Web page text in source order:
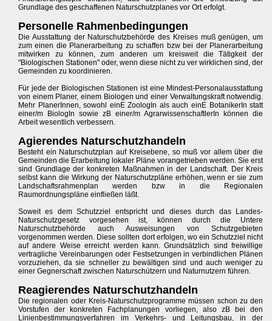
Grundlage des geschaffenen Naturschutzplanes vor Ort erfolgt.
Personelle Rahmenbedingungen
Die Ausstattung der Naturschutzbehörde des Kreises muß genügen, um
zum einen die Planerarbeitung zu schaffen bzw bei der Planerarbeitung
mitwirken zu können, zum anderen um kreisweit die Tätigkeit der
"Biologischen Stationen" oder, wenn diese nicht zu ver wirklichen sind, der
Gemeinden zu koordinieren.
Für jede der Biologischen Stationen ist eine Mindest-Personalausstattung
von einem Planer, einem Biologen und einer Verwaltungskraft notwendig.
Mehr PlanerInnen, sowohl einE ZoologIn als auch einE BotanikerIn statt
einer/m BiologIn sowie zB einer/m AgrarwissenschaftlerIn können die
Arbeit wesentlich verbessern.
Agierendes Naturschutzhandeln
Besteht ein Naturschutzplan auf Kreisebene, so muß vor allem über die
Gemeinden die Erarbeitung lokaler Pläne vorangetrieben werden. Sie erst
sind Grundlage der konkreten Maßnahmen in der Landschaft. Der Kreis
selbst kann die Wirkung der Naturschutzpläne erhöhen, wenn er sie zum
Landschaftsrahmenplan werden bzw in die Regionalen
Raumordnungspläne einfließen läßt.
Soweit es dem Schutzziel entspricht und dieses durch das Landes-
Naturschutzgesetz vorgesehen ist, können durch die Untere
Naturschutzbehörde auch Ausweisungen von Schutzgebieten
vorgenommen werden. Diese sollten dort erfolgen, wo ein Schutzziel nicht
auf andere Weise erreicht werden kann. Grundsätzlich sind freiwillige
vertragliche Vereinbarungen oder Festsetzungen in verbindlichen Plänen
vorzuziehen, da sie schneller zu bewältigen sind und auch weniger zu
einer Gegnerschaft zwischen Naturschützern und Naturnutzern führen.
Reagierendes Naturschutzhandeln
Die regionalen oder Kreis-Naturschutzprogramme müssen schon zu den
Vorstufen der konkreten Fachplanungen vorliegen, also zB bei den
Linienbestimmungsverfahren im Verkehrs- und Leitungsbau, in der